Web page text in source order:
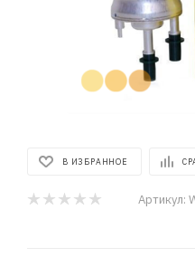
В ИЗБРАННОЕ
Артикул: